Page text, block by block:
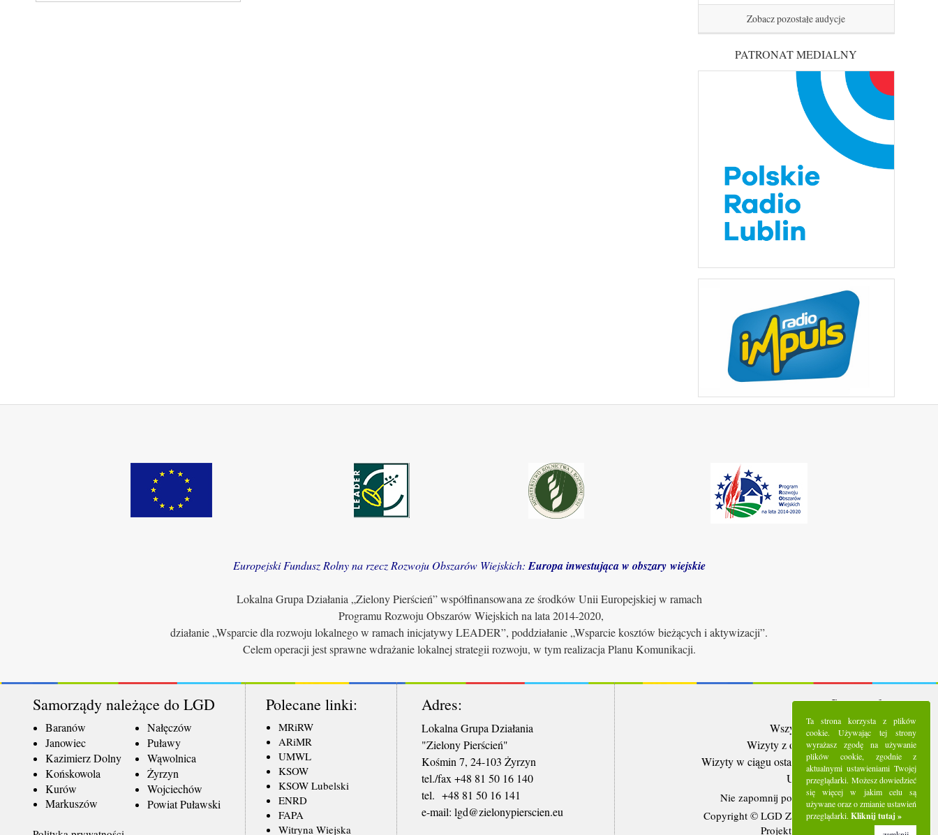
Zobacz pozostałe audycje
PATRONAT MEDIALNY
Europejski Fundusz Rolny na rzecz Rozwoju Obszarów Wiejskich: Europa inwestująca w obszary wiejskie
Lokalna Grupa Działania „Zielony Pierścień” współfinansowana ze środków Unii Europejskiej w ramach
Programu Rozwoju Obszarów Wiejskich na lata 2014-2020,
działanie „Wsparcie dla rozwoju lokalnego w ramach inicjatywy LEADER”, poddziałanie „Wsparcie kosztów bieżących i aktywizacji”.
Celem operacji jest sprawne wdrażanie lokalnej strategii rozwoju, w tym realizacja Planu Komunikacji.
Samorządy należące do LGD
Baranów
Janowiec
Kazimierz Dolny
Końskowola
Kurów
Markuszów
Nałęczów
Puławy
Wąwolnica
Żyrzyn
Wojciechów
Powiat Puławski
Polecane linki:
MRiRW
ARiMR
UMWL
KSOW
KSOW Lubelski
ENRD
FAPA
Witryna Wiejska
Adres:
Lokalna Grupa Działania
"Zielony Pierścień"
Kośmin 7, 24-103 Żyrzyn
tel./fax +48 81 50 16 140
tel. +48 81 50 16 141
​e-mail: lgd@zielonypierscien.eu
Statystyki:
Wszystkie wizyty: 5291192
Wizyty z ostatnich 30 dni: 95043
Wizyty w ciągu ostatniego tygodnia:
22257
Użytkownicy online: 11
Nie zapomnij polubić nas na Facebooku
Copyright © LGD Zielony Pierścień - 2016.
Projekt i wykonanie - Freeline.
Ta strona korzysta z plików
cookie. Używając tej strony
wyrażasz zgodę na używanie
plików cookie, zgodnie z
aktualnymi ustawieniami Twojej
przeglądarki. Możesz dowiedzieć
się więcej w jakim celu są
używane oraz o zmianie ustawień
przeglądarki. Kliknij tutaj »